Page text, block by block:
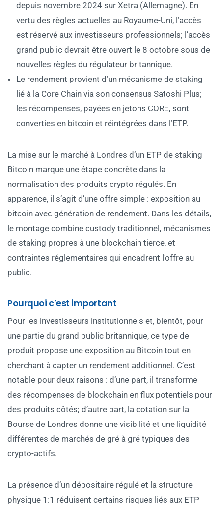
depuis novembre 2024 sur Xetra (Allemagne). En
vertu des règles actuelles au Royaume-Uni, l’accès
est réservé aux investisseurs professionnels; l’accès
grand public devrait être ouvert le 8 octobre sous de
nouvelles règles du régulateur britannique.
Le rendement provient d’un mécanisme de staking
lié à la Core Chain via son consensus Satoshi Plus;
les récompenses, payées en jetons CORE, sont
converties en bitcoin et réintégrées dans l’ETP.
La mise sur le marché à Londres d’un ETP de staking
Bitcoin marque une étape concrète dans la
normalisation des produits crypto régulés. En
apparence, il s’agit d’une offre simple : exposition au
bitcoin avec génération de rendement. Dans les détails,
le montage combine custody traditionnel, mécanismes
de staking propres à une blockchain tierce, et
contraintes réglementaires qui encadrent l’offre au
public.
Pourquoi c’est important
Pour les investisseurs institutionnels et, bientôt, pour
une partie du grand public britannique, ce type de
produit propose une exposition au Bitcoin tout en
cherchant à capter un rendement additionnel. C’est
notable pour deux raisons : d’une part, il transforme
des récompenses de blockchain en flux potentiels pour
des produits côtés; d’autre part, la cotation sur la
Bourse de Londres donne une visibilité et une liquidité
différentes de marchés de gré à gré typiques des
crypto-actifs.
La présence d’un dépositaire régulé et la structure
physique 1:1 réduisent certains risques liés aux ETP